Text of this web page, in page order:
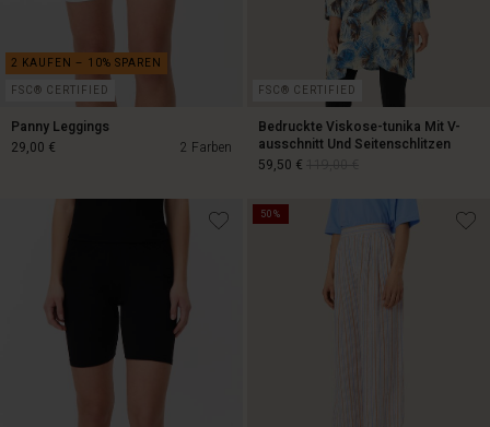
FSC® CERTIFIED
Panny Leggings
2 Farben
29,00 €
FSC® CERTIFIED
Bedruckte Viskose-tunika Mit V-
ausschnitt Und Seitenschlitzen
59,50 €
50%